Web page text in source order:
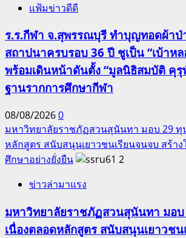
แฟ้มข่าวดีดี
ร.ร.กีฬา จ.สุพรรณบุรี ทำบุญทอดผ้าป่
สถาปนาครบรอบ 36 ปี ชูเป็น “เบ้าห
พร้อมเดินหน้าดันตั้ง “มูลนิธิสมบัติ คุรุ
ฐานรากการศึกษากีฬา
08/08/20260
มหาวิทยาลัยราชภัฏสวนสุนันทา มอบ 29 ทุ
หลักสูตร สนับสนุนเยาวชนเรียนจนจบ สร้า
ศึกษาอย่างยั่งยืน
2
ข่าวล่ามาแรง
มหาวิทยาลัยราชภัฏสวนสุนันทา มอ
เนื่องตลอดหลักสูตร สนับสนุนเยาวชน